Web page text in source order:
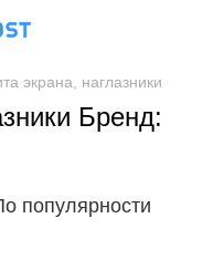
экрана, наглазники
Бренд:
популярности